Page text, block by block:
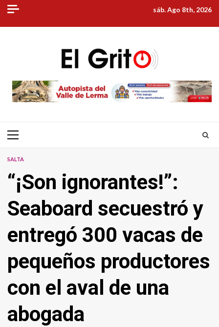
Skip
content
sáb. Ago 8th, 2026
Primary
SALTA
“¡Son ignorantes!”:
Seaboard secuestró y
entregó 300 vacas de
pequeños productores
con el aval de una
abogada